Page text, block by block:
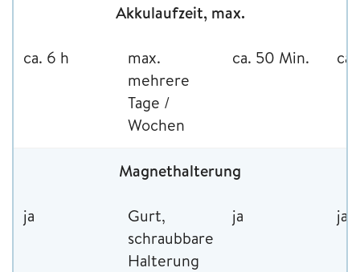
Akkulaufzeit, max.
ca. 6 h
max.
mehrere
Tage /
Wochen
ca. 50 Min.
Magnethalterung
ja
Gurt,
schraubbare
Halterung
ja ja